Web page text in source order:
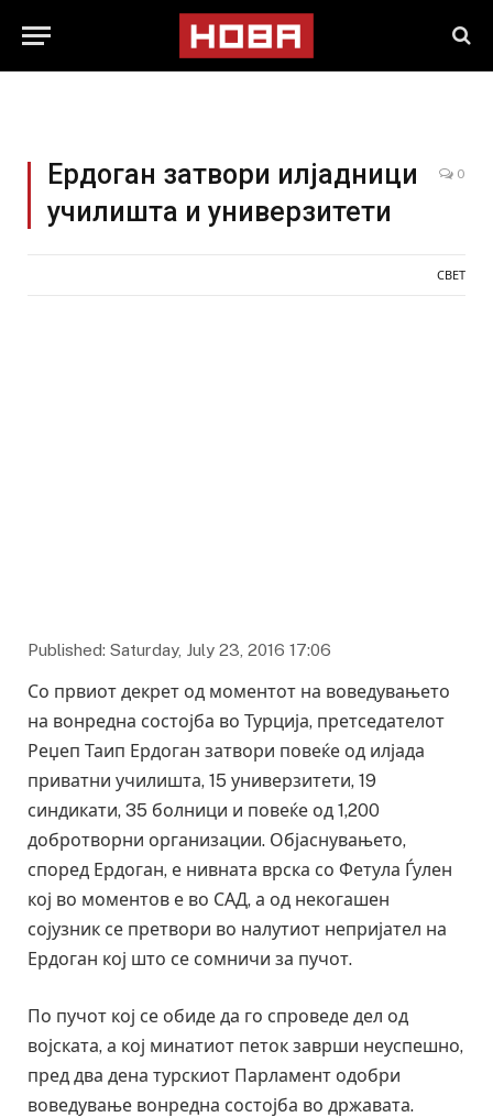
Ердоган затвори илјадници
училишта и универзитети
0
СВЕТ
Published: Saturday, July 23, 2016 17:06
Со првиот декрет од моментот на воведувањето
на вонредна состојба во Турција, претседателот
Реџеп Таип Ердоган затвори повеќе од илјада
приватни училишта, 15 универзитети, 19
синдикати, 35 болници и повеќе од 1,200
добротворни организации. Објаснувањето,
според Ердоган, е нивната врска со Фетула Ѓулен
кој во моментов е во САД, а од некогашен
сојузник се претвори во налутиот непријател на
Ердоган кој што се сомничи за пучот.
По пучот кој се обиде да го спроведе дел од
војската, а кој минатиот петок заврши неуспешно,
пред два дена турскиот Парламент одобри
воведување вонредна состојба во државата.